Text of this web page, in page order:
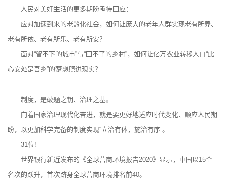
人民对美好生活的更多期盼亟待回应：
应对加速到来的老龄化社会，如何让庞大的老年人群实现老有所养、
老有所依、老有所乐、老有所安？
面对“留不下的城市”与“回不了的乡村”，如何让亿万农业转移人口“此
心安处是吾乡”的梦想照进现实？
……
制度，是破题之钥、治理之基。
向着国家治理现代化奋进，就是要更好地适应时代变化、顺应人民期
盼，以更加科学完备的制度实现“立治有体，施治有序”。
31位！
世界银行新近发布的《全球营商环境报告2020》显示，中国以15个
名次的跃升，首次跻身全球营商环境排名前40。